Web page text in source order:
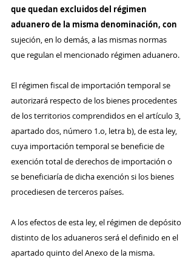
que quedan excluidos del régimen
aduanero de la misma denominación, con
sujeción, en lo demás, a las mismas normas
que regulan el mencionado régimen aduanero.
El régimen fiscal de importación temporal se
autorizará respecto de los bienes procedentes
de los territorios comprendidos en el artículo 3,
apartado dos, número 1.o, letra b), de esta ley,
cuya importación temporal se beneficie de
exención total de derechos de importación o
se beneficiaría de dicha exención si los bienes
procediesen de terceros países.
A los efectos de esta ley, el régimen de depósito
distinto de los aduaneros será el definido en el
apartado quinto del Anexo de la misma.